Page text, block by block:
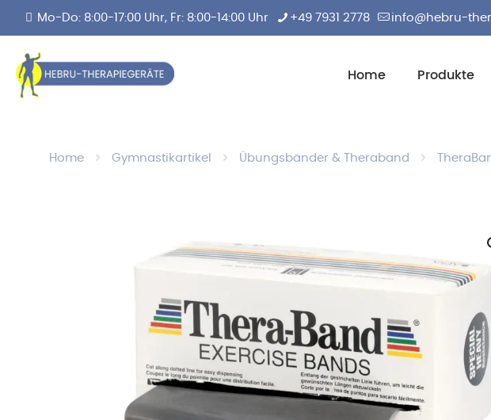
Mo-Do: 8:00-17:00 Uhr, Fr: 8:00-14:00 Uhr +49 7931 2778 info@hebru-
Home Produkte
Home Gymnastikartikel Übungsbänder & Theraband